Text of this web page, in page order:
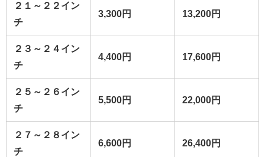
２１～２２イン
チ
3,300円 13,200円
２３～２４イン
チ
4,400円 17,600円
２５～２６イン
チ
5,500円 22,000円
２７～２８イン
チ
6,600円 26,400円